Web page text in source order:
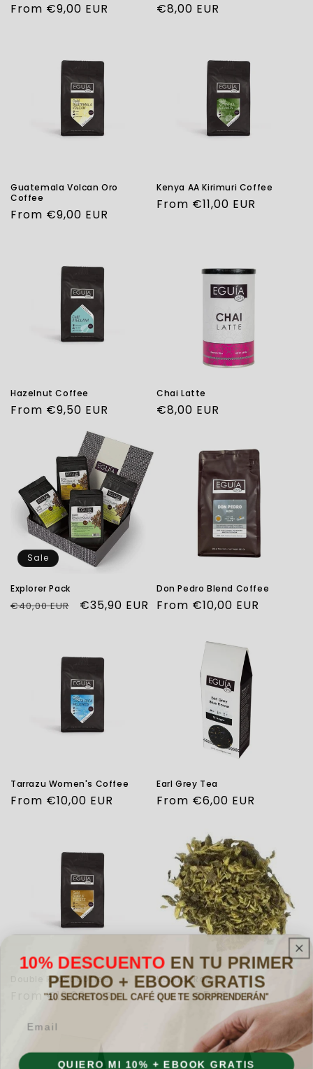
Regular
From €9,00 EUR
Regular
€8,00 EUR
Guatemala Volcan Oro
Coffee
Regular
From €9,00 EUR
Kenya AA Kirimuri Coffee
Regular
From €11,00 EUR
Hazelnut Coffee
Regular
From €9,50 EUR
Chai Latte
Regular
€8,00 EUR
Sale
Explorer Pack
Regular
€40,00 EUR
Sale
€35,90 EUR
Don Pedro Blend Coffee
Regular
From €10,00 EUR
Tarrazu Women's Coffee
Regular
From €10,00 EUR
Earl Grey Tea
Regular
From €6,00 EUR
Double Roast Coffee
Regular
From €12,00 EUR
Licorice Root
Regular
From €5,00 EUR
10% DESCUENTO EN TU PRIMER
PEDIDO + EBOOK GRATIS
''10 SECRETOS DEL CAFÉ QUE TE SORPRENDERÁN''
QUIERO MI 10% + EBOOK GRATIS